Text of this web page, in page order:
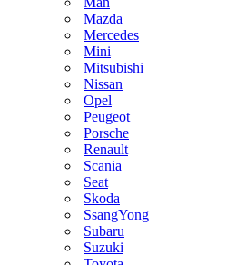
Mazda
Mercedes
Mini
Mitsubishi
Nissan
Opel
Peugeot
Porsche
Renault
Scania
Seat
Skoda
SsangYong
Subaru
Suzuki